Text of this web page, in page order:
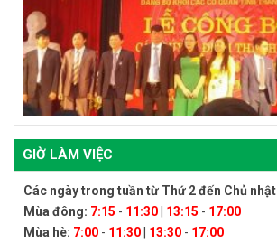
GIỜ LÀM VIỆC
Các ngày trong tuần từ Thứ 2 đến Chủ nhật
Mùa đông: 7:15 - 11:30 13:15 - 17:00
Mùa hè: 7:00 - 11:30 13:30 - 17:00